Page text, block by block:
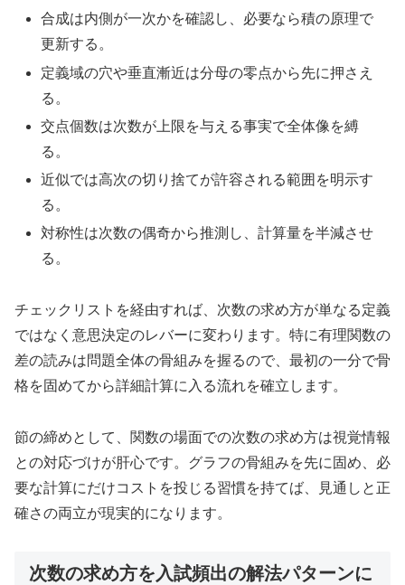
合成は内側が一次かを確認し、必要なら積の原理で
更新する。
定義域の穴や垂直漸近は分母の零点から先に押さえ
る。
交点個数は次数が上限を与える事実で全体像を縛
る。
近似では高次の切り捨てが許容される範囲を明示す
る。
対称性は次数の偶奇から推測し、計算量を半減させ
る。
チェックリストを経由すれば、次数の求め方が単なる定義
ではなく意思決定のレバーに変わります。特に有理関数の
差の読みは問題全体の骨組みを握るので、最初の一分で骨
格を固めてから詳細計算に入る流れを確立します。
節の締めとして、関数の場面での次数の求め方は視覚情報
との対応づけが肝心です。グラフの骨組みを先に固め、必
要な計算にだけコストを投じる習慣を持てば、見通しと正
確さの両立が現実的になります。
次数の求め方を入試頻出の解法パターンに